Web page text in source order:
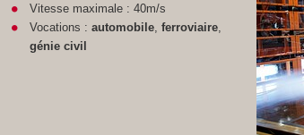
Vitesse maximale : 40m/s
Vocations : automobile, ferroviaire,
génie civil